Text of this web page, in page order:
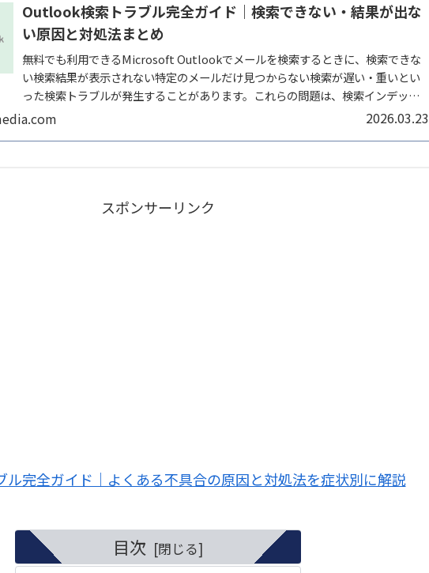
Outlook検索トラブル完全ガイド｜検索できない・結果が出な
い原因と対処法まとめ
無料でも利用できるMicrosoft Outlookでメールを検索するときに、検索できな
い検索結果が表示されない特定のメールだけ見つからない検索が遅い・重いとい
った検索トラブルが発生することがあります。これらの問題は、検索インデック
ス・検索...
2026.03.23
スポンサーリンク
完全ガイド｜よくある不具合の原因と対処法を症状別に解説
目次